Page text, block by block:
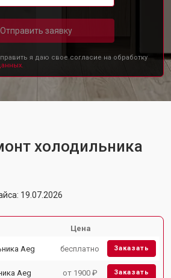
Отправить заявку
я даю свое согласие на обработку
холодильника
19.07.2026
Цена
Aeg бесплатно Заказать
Aeg от 1900 ₽ Заказать